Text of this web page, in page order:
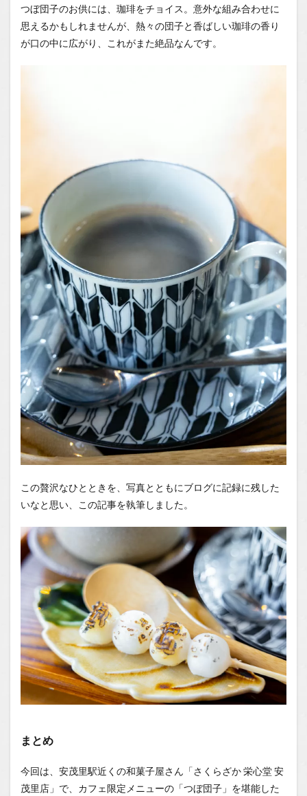
つぼ団子のお供には、珈琲をチョイス。意外な組み合わせに
思えるかもしれませんが、熱々の団子と香ばしい珈琲の香り
が口の中に広がり、これがまた絶品なんです。
この贅沢なひとときを、写真とともにブログに記録に残した
いなと思い、この記事を執筆しました。
まとめ
今回は、安茂里駅近くの和菓子屋さん「さくらざか 栄心堂 安
茂里店」で、カフェ限定メニューの「つぼ団子」を堪能した